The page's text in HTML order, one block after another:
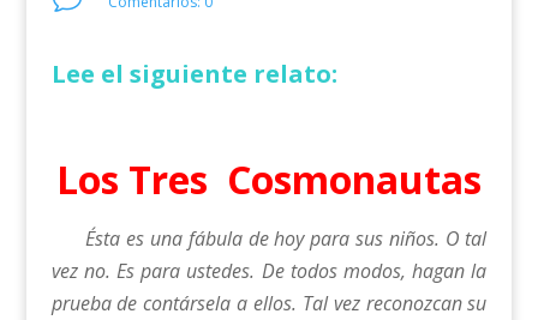
Lee el siguiente relato:
Los Tres Cosmonautas
Ésta es una fábula de hoy para sus niños. O tal
vez no. Es para ustedes. De todos modos, hagan la
prueba de contársela a ellos. Tal vez reconozcan su